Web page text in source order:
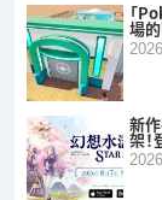
「
場
新
架